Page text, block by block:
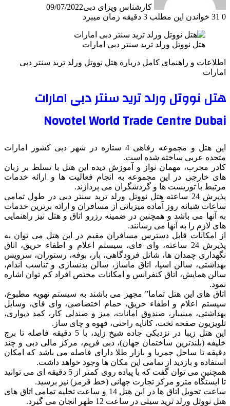
کارشناس ویزای دبی09/07/2022
0
خواندن این مطلب 3 دقیقه زمان میبرد
هتل نووتل ورلد ترید سنتر دبی امارات
اطلاعات و راهنمای کامل درباره هتل نووتل ورلد ترید سنتر دبی
امارات
هتل نووتل ورلد ترید سنتر دبی امارات
Novotel World Trade Centre Dubai
این هتل و مجموعه رفاهی 4 ستاره در شهر دبی کشور امارات
متحده عربی ساخته شده است.
کادر مجرب، مهمان نواز و آموزش دیده این هتل با تسلط بر زبان
های خارجی در این مجموعه به انجام فعالیت ها و ارائه خدمات
مرتبط با توریست ها و گردشگران می پردازند.
پذیرش 24 ساعته هتل نووتل ورلد ترید سنتر دبی در طول تمامی
ساعات شبانه روز آماده میزبانی از مسافران و ارائه برترین خدمات
به آنها می باشد و همچنین در ضمینه رزرو اتاق و هتل نیز راهنمایی
های لازم را به آنها می رسانند.
از امکانات قابل دسترس مسافران مقیم در این هتل می توان به
پذیرش 24 ساعته، وای فای، سیستم اعلام و اطفاء حریق، اتاق
نگهداری چمدان ها، شاتل فرودگاهی، بار، بوفه، رستوران، سرویس
بهداشتی، سالن اسپا، اتاق ماساژ، سالن بدنسازی و تناسب اندام،
سالن همایش، اتاق کنفرانس و امکانات مختص افراد کم توان اشاره
نمود.
اتاق های این هتل تماما” مجهز می باشند به سیستم تهویه مطبوع،
سیستم اعلام و اطفاء حریق، حمام اختصاصی، وای فای، وسایل
بهداشتی، مینیبار، صندوق امانات، میز و صندلی کار، کمد دیواری،
تلویزیون صفحه تخت، کاناپه راحتی، قهوه و چای ساز.
این هتل زیبا در نزدیکی جاده شیخ زاید، با 5 دقیقه فاصله تا برج
خلیفه (بلندترین ساختمان جهان)، دبی فریم، مرکز مالی دبی و چند
دقیقه تا ساحل جمریا و بازار طلا دارای فاصله می باشد که امکان
استفاده و بازدید از تمامی این مکان ها وجود خواهد داشت.
همچنین می توان گفت که با پیاده روی کمتر از 5 دقیقه ای می توانید
تا ایستگاه مترو مرکز تجارت جهانی (خط قرمز) نیز برسید.
ساعت تحویل اتاق ها در این هتل 14 و ساعت تخلیه تمامی اتاق های
هتل نووتل ورلد ترید سیتی در ساعت 12 ظهر انجان می گیرد.